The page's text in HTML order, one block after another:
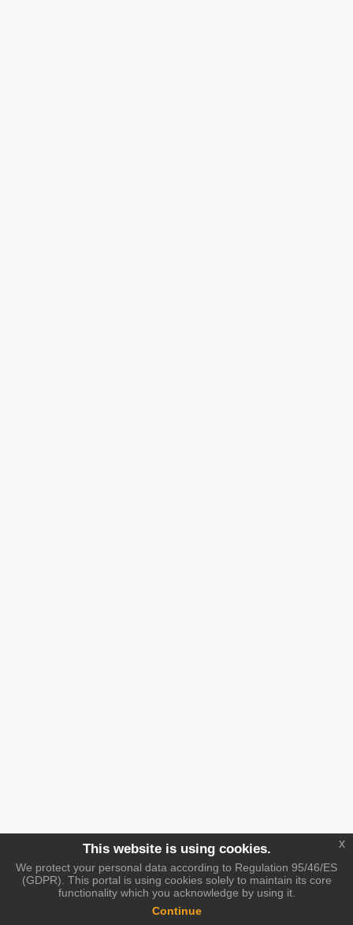
This website is using cookies.
We protect your personal data according to Regulation 95/46/ES
(GDPR). This portal is using cookies solely to maintain its core
functionality which you acknowledge by using it.
Continue
x